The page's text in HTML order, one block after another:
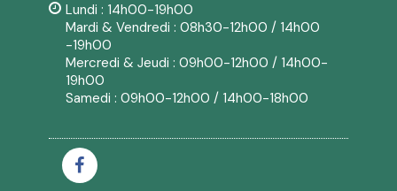
Lundi : 14h00-19h00
Mardi & Vendredi : 08h30-12h00 / 14h00
-19h00
Mercredi & Jeudi : 09h00-12h00 / 14h00-
19h00
Samedi : 09h00-12h00 / 14h00-18h00